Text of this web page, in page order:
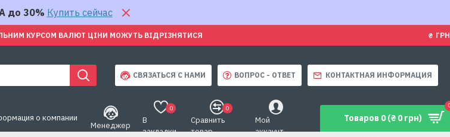
до 30% Купить сейчас
КУРСОМ ВАЛЮТ ЦІНИ МОЖУТЬ ВІДРІЗНЯТИСЯ ₴ ГРН
СВЯЗАТЬСЯ С НАМИ ВОПРОС - ОТВЕТ КОНТАКТНАЯ ИНФОРМАЦИЯ
о компании
Менеджер
В
закладки
0
Сравнить
товар
0
Мой
аккаунт
Товаров 0 (₴ 0 грн)